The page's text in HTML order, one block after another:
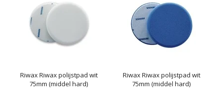
RiwaxRiwax polijstpad wit
75mm (middel hard)
RiwaxRiwax polijstpad wit
75mm (middel hard)